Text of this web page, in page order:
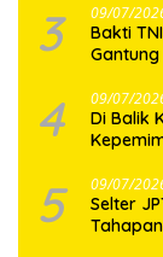
3 09/07/
Bakti
4 09/07/
Di Balik
5 09/07/
Selter